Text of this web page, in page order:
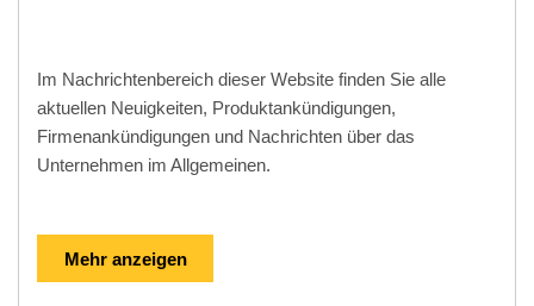
Im Nachrichtenbereich dieser Website finden Sie alle
aktuellen Neuigkeiten, Produktankündigungen,
Firmenankündigungen und Nachrichten über das
Unternehmen im Allgemeinen.
Mehr anzeigen